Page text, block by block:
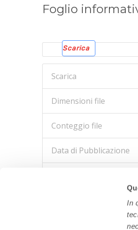
In
Foglio
Scarica
Scarica
Dimensioni file
Conteggio file
Data di Pubblicazione